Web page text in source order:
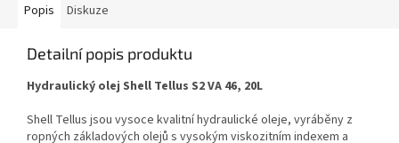
Popis Diskuze
Detailní popis produktu
Hydraulický olej Shell Tellus S2 VA 46, 20L
Shell Tellus jsou vysoce kvalitní hydraulické oleje, vyráběny z
ropných základových olejů s vysokým viskozitním indexem a